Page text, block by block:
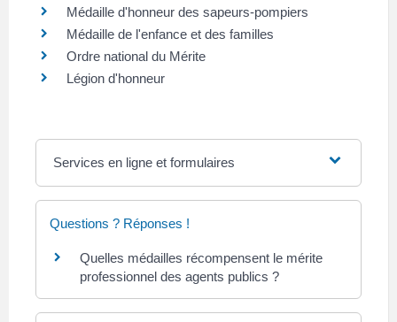
Médaille d'honneur des sapeurs-pompiers
Médaille de l'enfance et des familles
Ordre national du Mérite
Légion d'honneur
Services en ligne et formulaires
Questions ? Réponses !
Quelles médailles récompensent le mérite
professionnel des agents publics ?